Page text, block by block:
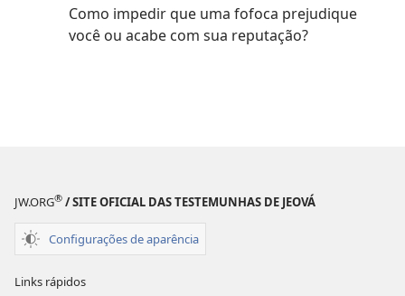
Como impedir que uma fofoca prejudique
você ou acabe com sua reputação?
JW.ORG® / SITE OFICIAL DAS TESTEMUNHAS DE JEOVÁ
Configurações de aparência
Links rápidos